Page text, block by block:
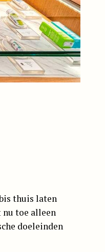
thuis laten
nu toe alleen
doeleinden